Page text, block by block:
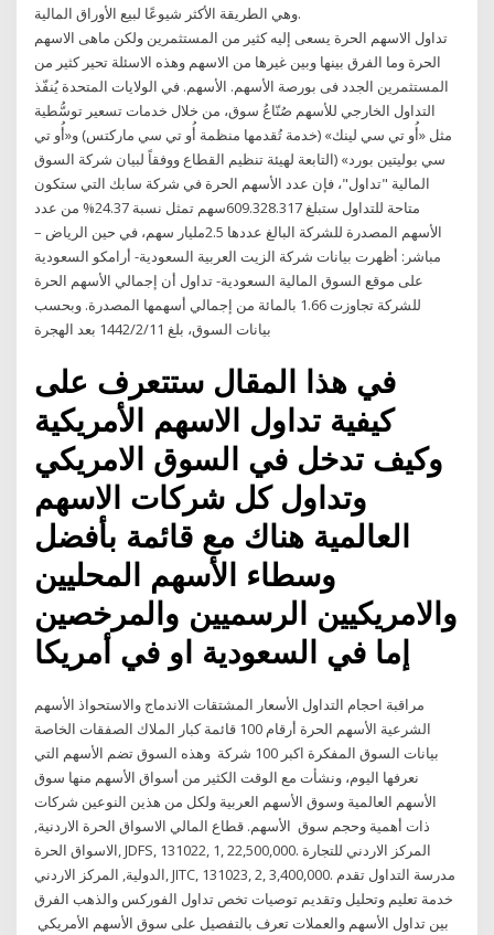
وهي الطريقة الأكثر شيوعًا لبيع الأوراق المالية.
تداول الاسهم الحرة يسعى إليه كثير من المستثمرين ولكن ماهى الاسهم
الحرة وما الفرق بينها وبين غيرها من الاسهم وهذه الاسئلة تحير كثير من
المستثمرين الجدد فى بورصة الأسهم. الأسهم. في الولايات المتحدة يُنفّذ
التداول الخارجي للأسهم صُنّاعُ سوق، من خلال خدمات تسعير توسُّطية
مثل «أُو تي سي لينك» (خدمة تُقدمها منظمة أُو تي سي ماركتس) و«أُو تي
سي بوليتين بورد» (التابعة لهيئة تنظيم القطاع ووفقاً لبيان شركة السوق
المالية "تداول"، فإن عدد الأسهم الحرة في شركة سابك التي ستكون
متاحة للتداول ستبلغ 609.328.317سهم تمثل نسبة 24.37% من عدد
الأسهم المصدرة للشركة البالغ عددها 2.5مليار سهم، في حين الرياض –
مباشر: أظهرت بيانات شركة الزيت العربية السعودية- أرامكو السعودية
على موقع السوق المالية السعودية- تداول أن إجمالي الأسهم الحرة
للشركة تجاوزت 1.66 بالمائة من إجمالي أسهمها المصدرة. وبحسب
بيانات السوق، بلغ 11‏‏/2‏‏/1442 بعد الهجرة
في هذا المقال ستتعرف على
كيفية تداول الاسهم الأمريكية
وكيف تدخل في السوق الامريكي
وتداول كل شركات الاسهم
العالمية هناك مع قائمة بأفضل
وسطاء الأسهم المحليين
والامريكيين الرسميين والمرخصين
إما في السعودية او في أمريكا
مراقبة احجام التداول الأسعار المشتقات الاندماج والاستحواذ الأسهم
الشرعية الأسهم الحرة أرقام 100 قائمة كبار الملاك الصفقات الخاصة
بيانات السوق المفكرة اكبر 100 شركة وهذه السوق تضم الأسهم التي
نعرفها اليوم، ونشأت مع الوقت الكثير من أسواق الأسهم منها سوق
الأسهم العالمية وسوق الأسهم العربية ولكل من هذين النوعين شركات
ذات أهمية وحجم سوق الأسهم. قطاع المالي الاسواق الحرة الاردنية,
الاسواق الحرة, JDFS, 131022, 1, 22,500,000. المركز الاردني للتجارة
الدولية, المركز الاردني, JITC, 131023, 2, 3,400,000. مدرسة التداول تقدم
خدمة تعليم وتحليل وتقديم توصيات تخص تداول الفوركس والذهب الفرق
بين تداول الأسهم والعملات تعرف بالتفصيل على سوق الأسهم الأمريكي